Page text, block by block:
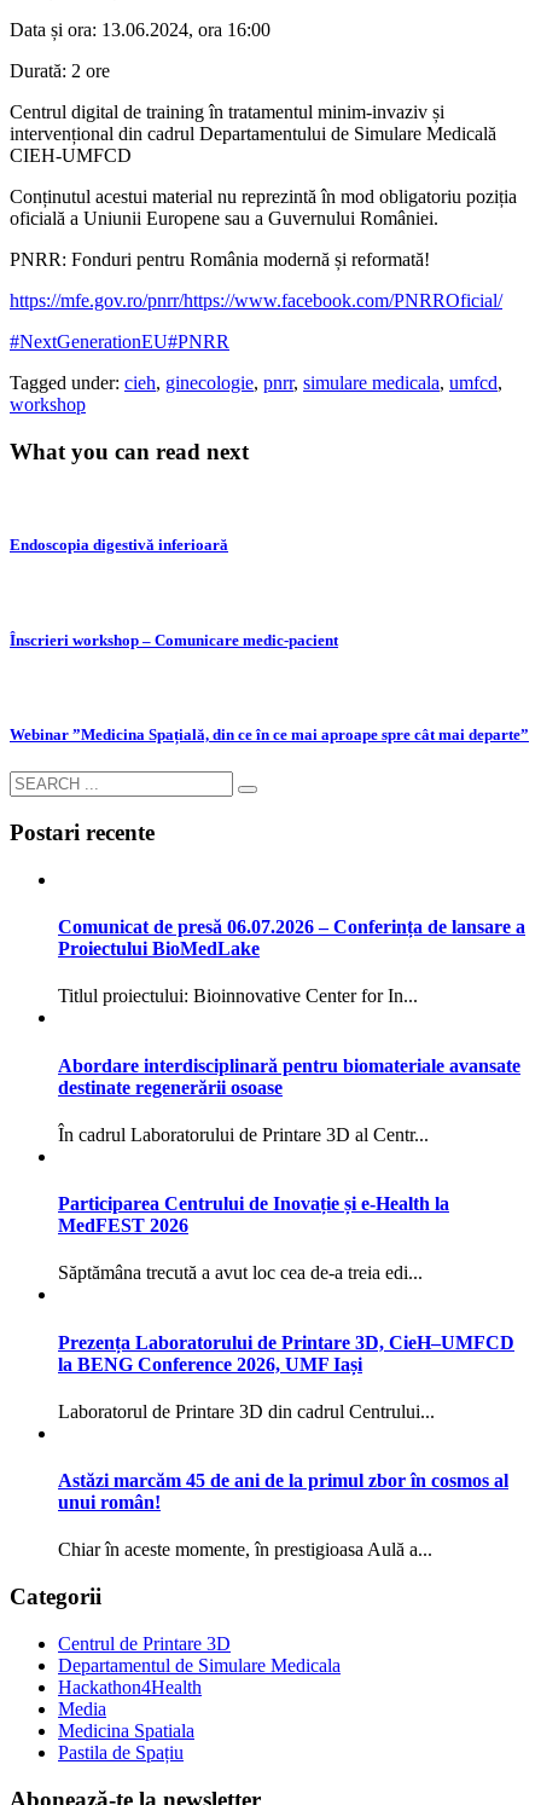
Data și ora: 13.06.2024, ora 16:00
Durată: 2 ore
Centrul digital de training în tratamentul minim-invaziv și
intervențional din cadrul Departamentului de Simulare Medicală
CIEH-UMFCD
Conținutul acestui material nu reprezintă în mod obligatoriu poziția
oficială a Uniunii Europene sau a Guvernului României.
PNRR: Fonduri pentru România modernă și reformată!
https://mfe.gov.ro/pnrr/https://www.facebook.com/PNRROficial/
#NextGenerationEU#PNRR
Tagged under: cieh, ginecologie, pnrr, simulare medicala, umfcd,
workshop
What you can read next
Endoscopia digestivă inferioară
Înscrieri workshop – Comunicare medic-pacient
Webinar ”Medicina Spațială, din ce în ce mai aproape spre cât mai departe”
Postari recente
Comunicat de presă 06.07.2026 – Conferința de lansare a
Proiectului BioMedLake
Titlul proiectului: Bioinnovative Center for In...
Abordare interdisciplinară pentru biomateriale avansate
destinate regenerării osoase
În cadrul Laboratorului de Printare 3D al Centr...
Participarea Centrului de Inovație și e-Health la
MedFEST 2026
Săptămâna trecută a avut loc cea de-a treia edi...
Prezența Laboratorului de Printare 3D, CieH–UMFCD
la BENG Conference 2026, UMF Iași
Laboratorul de Printare 3D din cadrul Centrului...
Astăzi marcăm 45 de ani de la primul zbor în cosmos al
unui român!
Chiar în aceste momente, în prestigioasa Aulă a...
Categorii
Centrul de Printare 3D
Departamentul de Simulare Medicala
Hackathon4Health
Media
Medicina Spatiala
Pastila de Spațiu
Abonează-te la newsletter